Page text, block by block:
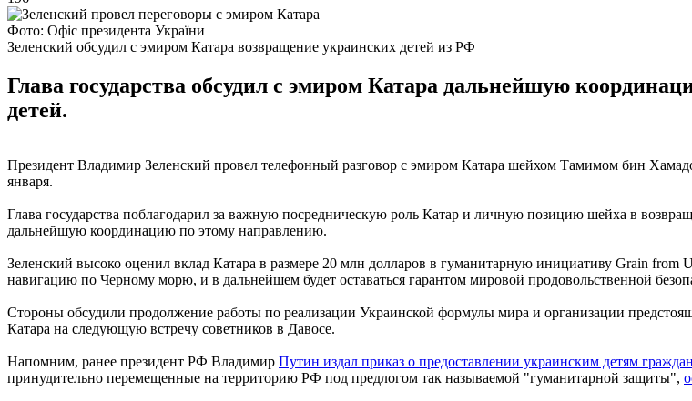
Фото: Офіс президента України
Зеленский обсудил с эмиром Катара возвращение украинских детей из РФ
Глава государства обсудил с эмиром Катара дальнейшую
детей.
Президент Владимир Зеленский провел телефонный разговор с эмиром Катара шейхом Тамимом бин
января.
Глава государства поблагодарил за важную посредническую роль Катар и личную позицию шейха в
дальнейшую координацию по этому направлению.
Зеленский высоко оценил вклад Катара в размере 20 млн долларов в гуманитарную инициативу Grain
навигацию по Черному морю, и в дальнейшем будет оставаться гарантом мировой продовольственной
Стороны обсудили продолжение работы по реализации Украинской формулы мира и организации
Катара на следующую встречу советников в Давосе.
Напомним, ранее президент РФ Владимир Путин издал приказ о предоставлении украинским детям
принудительно перемещенные на территорию РФ под предлогом так называемой "гуманитарной защиты",